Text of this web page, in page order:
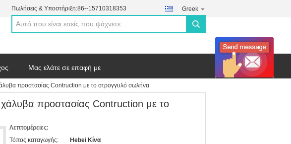
Πωλήσεις & Υποστήριξη:86--15710318353 Greek
search
Μας ελάτε σε επαφή με
προστασίας Contruction με το στρογγυλό σωλήνα
προστασίας Contruction με το
Λεπτομέρειες:
Τόπος καταγωγής:
Hebei Κίνα